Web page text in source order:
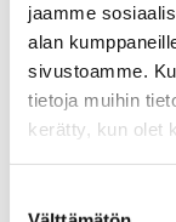
jaamme
alan
sivustoamme.
tietoja muihin
kerätty, kun olet